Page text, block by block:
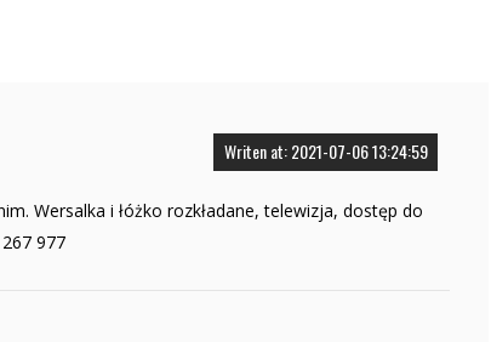
Writen at: 2021-07-06 13:24:59
Wersalka i łóżko rozkładane, telewizja, dostęp do
977